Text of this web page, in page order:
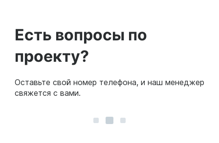
Есть вопросы по
проекту?
Оставьте свой номер телефона, и наш менеджер
свяжется с вами.